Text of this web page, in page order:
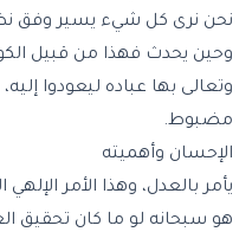
نحن نرى كل شيء يسير وفق
وحين يحدث فهذا من قبيل
وتعالى بها عباده ليعودوا
مضبوط.
الإحسان وأهميته
يأمر بالعدل، وهذا الأمر
هو سبحانه لو ما كان تحقيق